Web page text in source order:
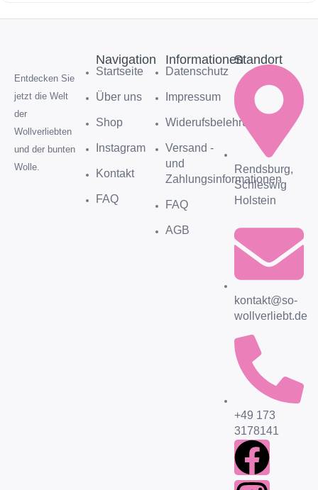
Entdecken Sie
jetzt die Welt
der
Wollverliebten
und der bunten
Wolle.
Navigation
Startseite
Über uns
Shop
Instagram
Kontakt
FAQ
Informationen
Datenschutz
Impressum
Widerufsbelehrung
Versand -
und
Zahlungsinformationen
FAQ
AGB
Standort
Rendsburg,
Schleswig
Holstein
kontakt@so-
wollverliebt.de
+49 173
3178141